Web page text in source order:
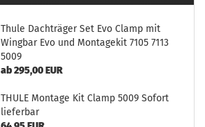
Thule Dachträger Set Evo Clamp mit
Wingbar Evo und Montagekit 7105 7113
5009
ab 295,00 EUR
THULE Montage Kit Clamp 5009 Sofort
lieferbar